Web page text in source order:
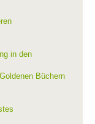
in den
Büchern